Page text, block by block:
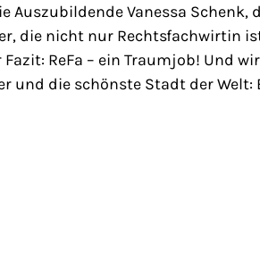
Auszubildende Vanessa Schenk,
die nicht nur Rechtsfachwirtin
ReFa – ein Traumjob! Und
und die schönste Stadt der Welt: